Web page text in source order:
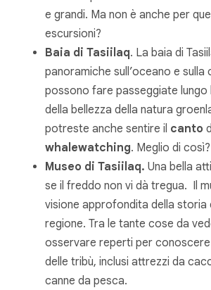
e grandi. Ma non è anche per
escursioni?
Baia di Tasiilaq. La baia di
panoramiche sull’oceano e
possono fare passeggiate
della bellezza della natura
potreste anche sentire il canto
whalewatching. Meglio di così?
Museo di Tasiilaq. Una bella
se il freddo non vi dà tregua. Il
visione approfondita della storia
regione. Tra le tante cose da
osservare reperti per
delle tribù, inclusi attrezzi da
canne da pesca.